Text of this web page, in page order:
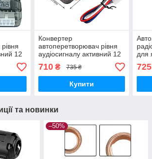
12
TD-22
Конвертер
автоперетворювач рівня
аудіосигналу активний 12
В, з регулюванням
чутливості TSK TD-22
710₴ 735 ₴
Купити
для
12
725
та новинки
–50%